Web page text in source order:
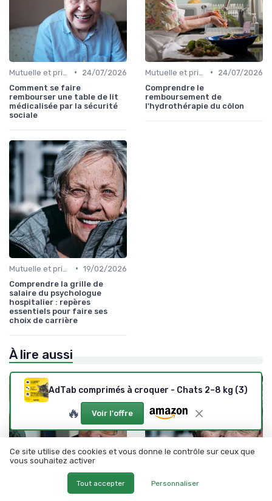
•
24/07/2026
Comment se faire
rembourser une table de lit
médicalisée par la sécurité
sociale
•
24/07/2026
Comprendre le
remboursement de
l'hydrothérapie du côlon
• 19/02/2026
Comprendre la grille de
salaire du psychologue
hospitalier : repères
essentiels pour faire ses
choix de carrière
À lire aussi
AdTab comprimés à croquer - Chats 2–8 kg (3)
🔥 Voir l'offre
Ce site utilise des cookies et vous donne le contrôle sur ceux que
vous souhaitez activer
Tout accepter Personnaliser